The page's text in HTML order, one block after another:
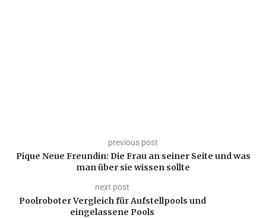
previous post
Pique Neue Freundin: Die Frau an seiner Seite und was
man über sie wissen sollte
next post
Poolroboter Vergleich für Aufstellpools und
eingelassene Pools